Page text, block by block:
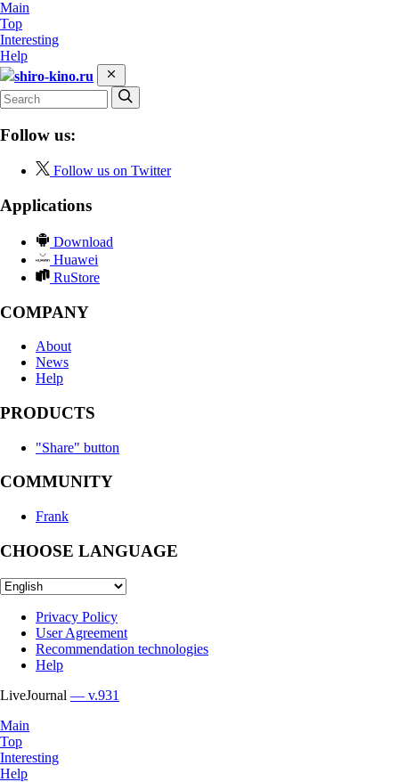
Main
Top
Interesting
Help
shiro-kino.ru
Follow us:
Follow us on Twitter
Applications
Download
Huawei
RuStore
COMPANY
About
News
Help
PRODUCTS
"Share" button
COMMUNITY
Frank
CHOOSE LANGUAGE
Privacy Policy
User Agreement
Recommendation technologies
Help
LiveJournal — v.931
Main
Top
Interesting
Help